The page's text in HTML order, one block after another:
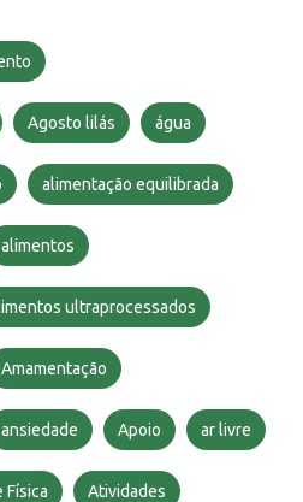
Agosto lilás água
alimentação equilibrada
alimentos
ultraprocessados
Amamentação
ansiedade Apoio ar livre
Física Atividades